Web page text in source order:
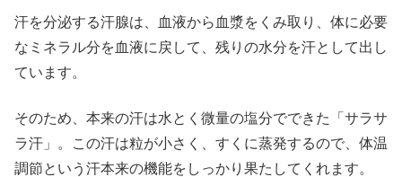
汗を分泌する汗腺は、血液から血漿をくみ取り、体に必要
なミネラル分を血液に戻して、残りの水分を汗として出し
ています。
そのため、本来の汗は水とく微量の塩分でできた「サラサ
ラ汗」。この汗は粒が小さく、すくに蒸発するので、体温
調節という汗本来の機能をしっかり果たしてくれます。